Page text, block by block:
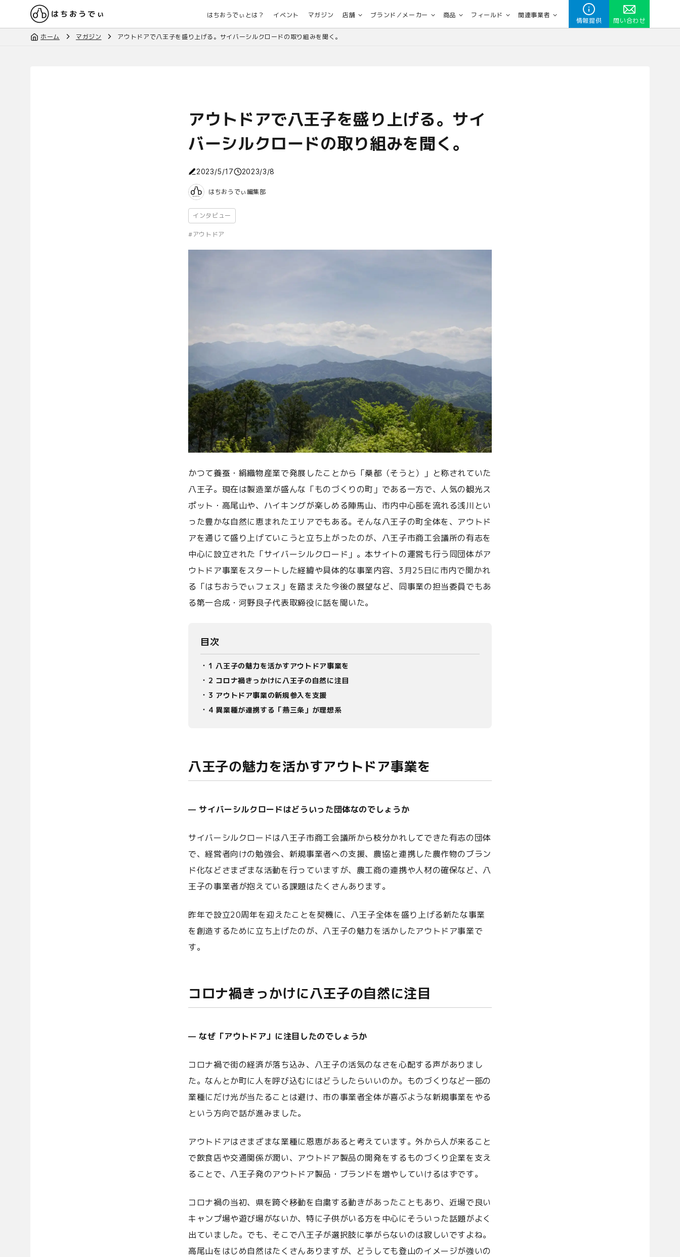
はちおうでぃとは？ イベント マガジン 店舗 ブランド／メーカー 商品 フィールド 関連事業者
情報提供
問い合わせ
ホーム
マガジン アウトドアで八王子を盛り上げる。サイバーシルクロードの取り組みを聞く。
アウトドアで八王子を盛り上げる。サイ
バーシルクロードの取り組みを聞く。
2023/5/17 2023/3/8
はちおうでぃ編集部
インタビュー
#アウトドア
かつて養蚕・絹織物産業で発展したことから「桑都（そうと）」と称されていた
八王子。現在は製造業が盛んな「ものづくりの町」である一方で、人気の観光ス
ポット・高尾山や、ハイキングが楽しめる陣馬山、市内中心部を流れる浅川とい
った豊かな自然に恵まれたエリアでもある。そんな八王子の町全体を、アウトド
アを通じて盛り上げていこうと立ち上がったのが、八王子市商工会議所の有志を
中心に設立された「サイバーシルクロード」。本サイトの運営も行う同団体がア
ウトドア事業をスタートした経緯や具体的な事業内容、3月25日に市内で開かれ
る「はちおうでぃフェス」を踏まえた今後の展望など、同事業の担当委員でもあ
る第一合成・河野良子代表取締役に話を聞いた。
目次
1 八王子の魅力を活かすアウトドア事業を
2 コロナ禍きっかけに八王子の自然に注目
3 アウトドア事業の新規参入を支援
4 異業種が連携する「燕三条」が理想系
八王子の魅力を活かすアウトドア事業を
— サイバーシルクロードはどういった団体なのでしょうか
サイバーシルクロードは八王子市商工会議所から枝分かれしてできた有志の団体
で、経営者向けの勉強会、新規事業者への支援、農協と連携した農作物のブラン
ド化などさまざまな活動を行っていますが、農工商の連携や人材の確保など、八
王子の事業者が抱えている課題はたくさんあります。
昨年で設立20周年を迎えたことを契機に、八王子全体を盛り上げる新たな事業
を創造するために立ち上げたのが、八王子の魅力を活かしたアウトドア事業で
す。
コロナ禍きっかけに八王子の自然に注目
— なぜ「アウトドア」に注目したのでしょうか
コロナ禍で街の経済が落ち込み、八王子の活気のなさを心配する声がありまし
た。なんとか町に人を呼び込むにはどうしたらいいのか。ものづくりなど一部の
業種にだけ光が当たることは避け、市の事業者全体が喜ぶような新規事業をやる
という方向で話が進みました。
アウトドアはさまざまな業種に恩恵があると考えています。外から人が来ること
で飲食店や交通関係が潤い、アウトドア製品の開発をするものづくり企業を支え
ることで、八王子発のアウトドア製品・ブランドを増やしていけるはずです。
コロナ禍の当初、県を跨ぐ移動を自粛する動きがあったこともあり、近場で良い
キャンプ場や遊び場がないか、特に子供がいる方を中心にそういった話題がよく
出ていました。でも、そこで八王子が選択肢に挙がらないのは寂しいですよね。
高尾山をはじめ自然はたくさんありますが、どうしても登山のイメージが強いの